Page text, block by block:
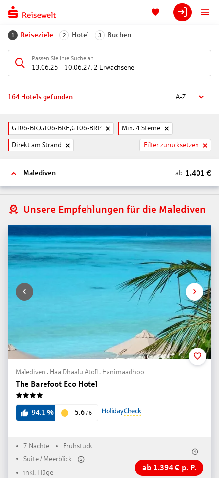
1 Reiseziele 2 Hotel 3 Buchen
Passen Sie Ihre Suche an
13.06.25 – 10.06.27, 2 Erwachsene
164 Hotels gefunden A-Z
GT06-BR,GT06-BRE,GT06-BRP Min. 4 Sterne
Direkt am Strand Filter zurücksetzen
Malediven ab 1.401 €
Unsere Empfehlungen für die Malediven
Malediven . Haa Dhaalu Atoll . Hanimaadhoo
The Barefoot Eco Hotel
94.1 % 5.6 / 6
7 Nächte
Frühstück
Suite / Meerblick
inkl. Flüge
ab 1.394€ p. P.